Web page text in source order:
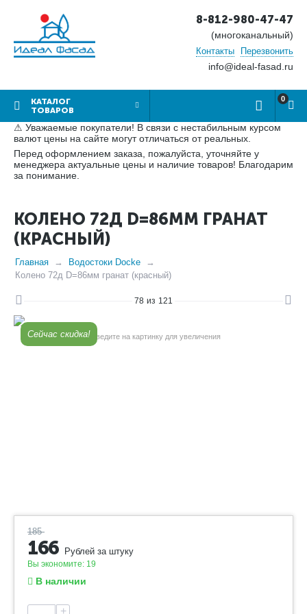
8-812-980-47-47
(многоканальный)
Контакты Перезвонить
info@ideal-fasad.ru
КАТАЛОГ
ТОВАРОВ
0
⚠ Уважаемые покупатели! В связи с нестабильным курсом
валют цены на сайте могут отличаться от реальных.
Перед оформлением заказа, пожалуйста, уточняйте у
менеджера актуальные цены и наличие товаров! Благодарим
за понимание.
КОЛЕНО 72Д D=86ММ ГРАНАТ
(КРАСНЫЙ)
Главная
Водостоки Docke
Колено 72д D=86мм гранат (красный)
78 из 121
Сейчас скидка!Наведите на картинку для увеличения
185
166 Рублей за штуку
Вы экономите: 19
В наличии
+